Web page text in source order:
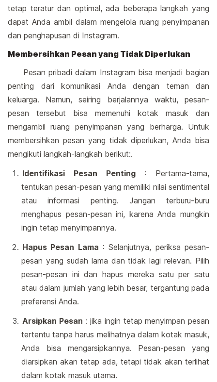
tetap teratur dan optimal, ada beberapa langkah yang
dapat Anda ambil dalam mengelola ruang penyimpanan
dan penghapusan di Instagram.
Membersihkan Pesan yang Tidak Diperlukan
Pesan pribadi dalam Instagram bisa menjadi bagian
penting dari komunikasi Anda dengan teman dan
keluarga. Namun, seiring berjalannya waktu, pesan-
pesan tersebut bisa memenuhi kotak masuk dan
mengambil ruang penyimpanan yang berharga. Untuk
membersihkan pesan yang tidak diperlukan, Anda bisa
mengikuti langkah-langkah berikut:.
Identifikasi Pesan Penting: Pertama-tama,
tentukan pesan-pesan yang memiliki nilai sentimental
atau informasi penting. Jangan terburu-buru
menghapus pesan-pesan ini, karena Anda mungkin
ingin tetap menyimpannya.
Hapus Pesan Lama : Selanjutnya, periksa pesan-
pesan yang sudah lama dan tidak lagi relevan. Pilih
pesan-pesan ini dan hapus mereka satu per satu
atau dalam jumlah yang lebih besar, tergantung pada
preferensi Anda.
Arsipkan Pesan : jika ingin tetap menyimpan pesan
tertentu tanpa harus melihatnya dalam kotak masuk,
Anda bisa mengarsipkannya. Pesan-pesan yang
diarsipkan akan tetap ada, tetapi tidak akan terlihat
dalam kotak masuk utama.